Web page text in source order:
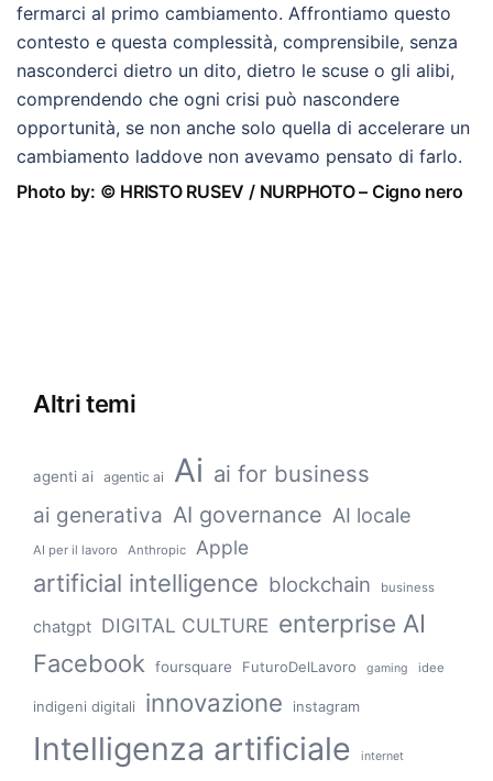
fermarci al primo cambiamento. Affrontiamo questo
contesto e questa complessità, comprensibile, senza
nasconderci dietro un dito, dietro le scuse o gli alibi,
comprendendo che ogni crisi può nascondere
opportunità, se non anche solo quella di accelerare un
cambiamento laddove non avevamo pensato di farlo.
Photo by: © HRISTO RUSEV / NURPHOTO – Cigno nero
Altri temi
agenti ai agentic ai Ai ai for business
ai generativa AI governance AI locale
AI per il lavoro Anthropic Apple
artificial intelligence blockchain business
chatgpt DIGITAL CULTURE enterprise AI
Facebook foursquare FuturoDelLavoro gaming idee
indigeni digitali innovazione instagram
Intelligenza artificiale internet